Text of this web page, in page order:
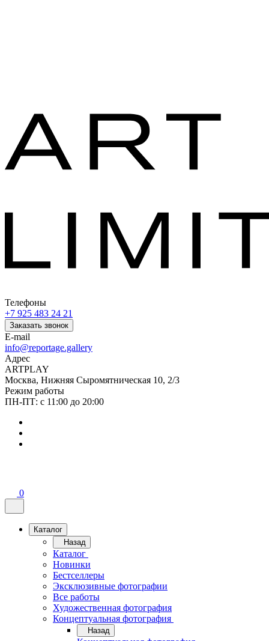
Телефоны
+7 925 483 24 21
Заказать звонок
E-mail
info@reportage.gallery
Адрес
ARTPLAY
Москва, Нижняя Сыромятническая 10, 2/3
Режим работы
ПН-ПТ: с 11:00 до 20:00
0
Каталог
Назад
Каталог
Новинки
Бестселлеры
Эксклюзивные фотографии
Все работы
Художественная фотография
Концептуальная фотография
Назад